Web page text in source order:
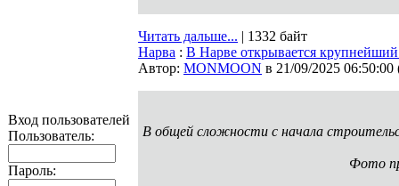
Вход пользователей
Пользователь:
Пароль:
Читать дальше... | 1332 байт
Нарва : В Нарве открывается
Автор: MONMOON в 21/09/2025 06:50:00
В общей сложности с начала
Фото